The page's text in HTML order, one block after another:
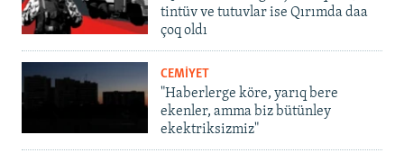
tintüv ve tutuvlar ise Qırımda daa
çoq oldı
CEMİYET
"Haberlerge köre, yarıq bere
ekenler, amma biz bütünley
ekektriksizmiz"